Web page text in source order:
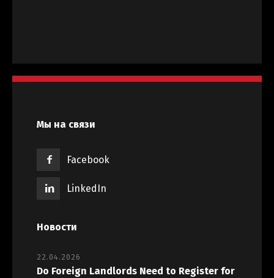
Мы на связи
Facebook
LinkedIn
Новости
22.04.2026
Do Foreign Landlords Need to Register for